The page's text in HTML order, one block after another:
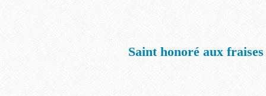
Saint honoré aux fraises